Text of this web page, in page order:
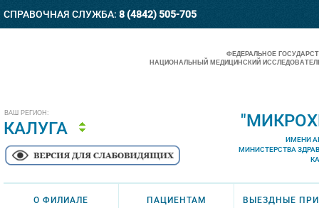
СПРАВОЧНАЯ СЛУЖБА: 8 (4842) 505-705
ВАШ РЕГИОН:
КАЛУГА
ФЕДЕРАЛЬНОЕ
НАЦИОНАЛЬНЫЙ МЕДИЦИНСКИЙ
ИМЕНИ
МИНИСТЕРСТВА
О ФИЛИАЛЕ ПАЦИЕНТАМ ВЫЕЗДНЫЕ